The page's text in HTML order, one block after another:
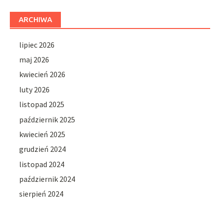
ARCHIWA
lipiec 2026
maj 2026
kwiecień 2026
luty 2026
listopad 2025
październik 2025
kwiecień 2025
grudzień 2024
listopad 2024
październik 2024
sierpień 2024